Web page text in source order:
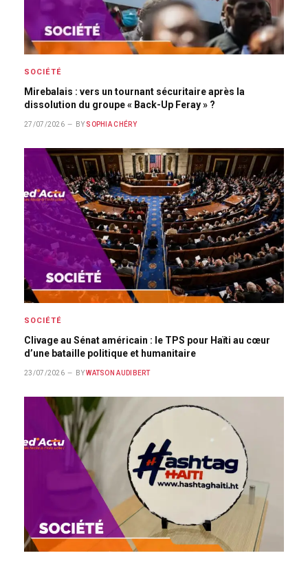
SOCIÉTÉ
Mirebalais : vers un tournant sécuritaire après la
dissolution du groupe « Back-Up Feray » ?
27/07/2026 BY SOPHIA CHÉRY
SOCIÉTÉ
Clivage au Sénat américain : le TPS pour Haïti au cœur
d’une bataille politique et humanitaire
23/07/2026 BY WATSON AUDIBERT